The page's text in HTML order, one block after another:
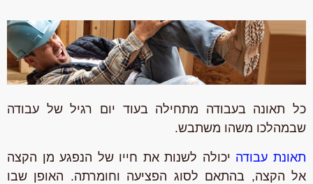
כל תאונה בעבודה מתחילה בעוד יום רגיל של עבודה
שבמהלכו משהו משתבש.
תאונת עבודהיכולה לשנות את חייו של הנפגע מן הקצה
אל הקצה, בהתאם לסוג הפציעה וחומרתה. האופן שבו